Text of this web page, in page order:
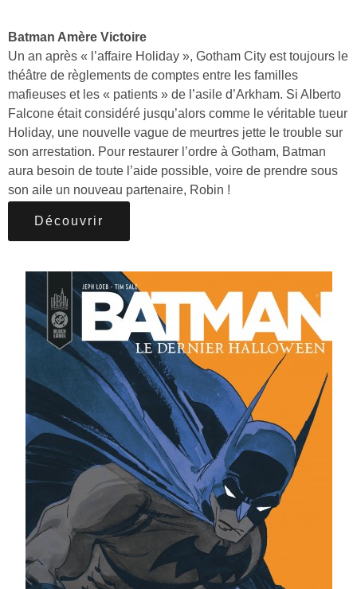
Batman Amère Victoire
Un an après « l’affaire Holiday », Gotham City est toujours le
théâtre de règlements de comptes entre les familles
mafieuses et les « patients » de l’asile d’Arkham. Si Alberto
Falcone était considéré jusqu’alors comme le véritable tueur
Holiday, une nouvelle vague de meurtres jette le trouble sur
son arrestation. Pour restaurer l’ordre à Gotham, Batman
aura besoin de toute l’aide possible, voire de prendre sous
son aile un nouveau partenaire, Robin !
Découvrir